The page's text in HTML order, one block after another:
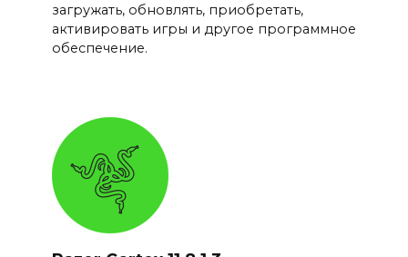
загружать, обновлять, приобретать,
активировать игры и другое программное
обеспечение.